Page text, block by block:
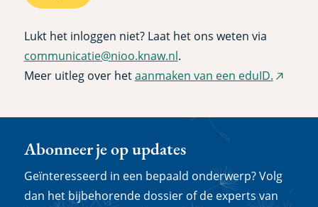
Lukt het inloggen niet? Laat het ons weten via
communicatie@nioo.knaw.nl.
Meer uitleg over hetaanmaken van een eduID.
Abonneer je op updates
Geïnteresseerd in een bepaald onderwerp? Volg
dan het bijbehorende dossier of de experts van